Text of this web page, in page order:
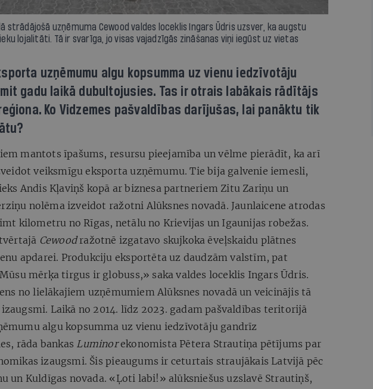
strādājošā uzņēmuma Cewood valdes loceklis Ingars Ūdris uzsver, ka augstu
lojalitāti. Tā ir svarīga, jo visas vajadzīgās zināšanas viņi iegūst uz vietas
uzņēmumu algu kopsumma uz vienu iedzīvotāju
gadu laikā dubultojusies. Tas ir otrais labākais rādītājs
Ko Vidzemes pašvaldības darījušas, lai panāktu tik
mantots īpašums, resursu pieejamība un vēlme pierādīt, ka arī
veiksmīgu eksporta uzņēmumu. Tie bija galvenie iemesli,
Andis Kļaviņš kopā ar biznesa partneriem Zitu Zariņu un
nolēma izveidot ražotni Alūksnes novadā. Jaunlaicene atrodas
kilometru no Rīgas, netālu no Krievijas un Igaunijas robežas.
Cewoodražotnē izgatavo skujkoka ēveļskaidu plātnes
apdarei. Produkciju eksportēta uz daudzām valstīm, pat
mērķa tirgus ir globuss,» saka valdes loceklis Ingars Ūdris.
no lielākajiem uzņēmumiem Alūksnes novadā un veicinājis tā
Laikā no 2014. līdz 2023. gadam pašvaldības teritorijā
algu kopsumma uz vienu iedzīvotāju gandrīz
rāda bankas Luminorekonomista Pētera Strautiņa pētījums par
izaugsmi. Šis pieaugums ir ceturtais straujākais Latvijā pēc
un Kuldīgas novada. «Ļoti labi!» alūksniešus uzslavē Strautiņš,